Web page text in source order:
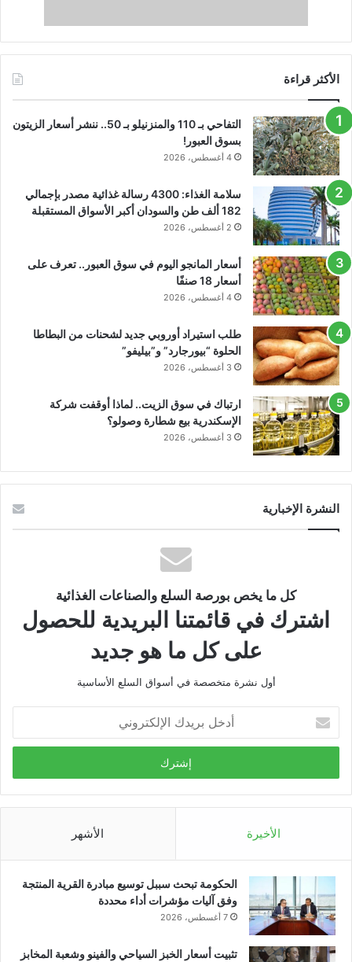
الأكثر قراءة
التفاحي بـ 110 والمنزنيلو بـ 50.. ننشر أسعار الزيتون
بسوق العبور!
4 أغسطس، 2026
سلامة الغذاء: 4300 رسالة غذائية مصدر بإجمالي
182 ألف طن والسودان أكبر الأسواق المستقبلة
2 أغسطس، 2026
أسعار المانجو اليوم في سوق العبور.. تعرف على
أسعار 18 صنفًا
4 أغسطس، 2026
طلب استيراد أوروبي جديد لشحنات من البطاطا
الحلوة “بيورجارد” و”بيليفو”
3 أغسطس، 2026
ارتباك في سوق الزيت.. لماذا أوقفت شركة
الإسكندرية بيع شطارة وصولو؟
3 أغسطس، 2026
النشرة الإخبارية
كل ما يخص بورصة السلع والصناعات الغذائية
اشترك في قائمتنا البريدية للحصول
على كل ما هو جديد
أول نشرة متخصصة في أسواق السلع الأساسية
بريدك
الإلكتروني
الأخيرة الأشهر
الحكومة تبحث سببل توسيع مبادرة القرية المنتجة
وفق آليات مؤشرات أداء محددة
7 أغسطس، 2026
تثبيت أسعار الخبز السياحي والفينو وشعبة المخابز